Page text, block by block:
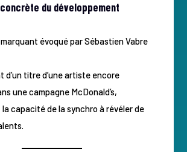
du développement
évoqué par Sébastien Vabre
d’un titre d’une artiste encore
une campagne McDonald’s,
capacité de la synchro à révéler de